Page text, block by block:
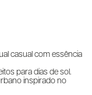
casual com essência
para dias de sol.
inspirado no